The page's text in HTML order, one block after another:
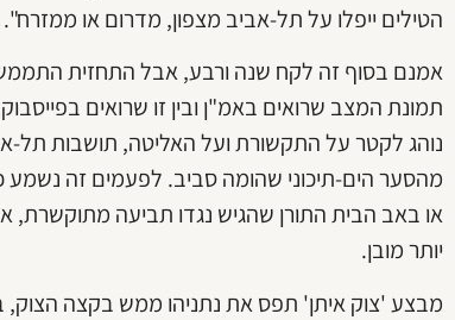
הטילים ייפלו על תל-אביב מצפון, מדרום או ממזרח".
אמנם בסוף זה לקח שנה ורבע, אבל התחזית
תמונת המצב שרואים באמ"ן ובין זו שרואים
נוהג לקטר על התקשורת ועל האליטה, תושבות תל-
מהסער הים-תיכוני שהומה סביב. לפעמים זה נשמע
יותר מובן.
מבצע 'צוק איתן' תפס את נתניהו ממש בקצה